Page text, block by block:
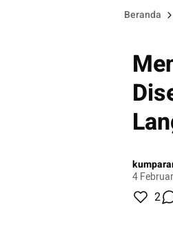
Beranda
4
2